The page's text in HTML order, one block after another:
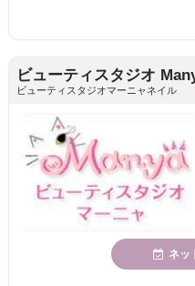
ビューティスタジオ
ビューティスタジオマーニャネイル
ネッ